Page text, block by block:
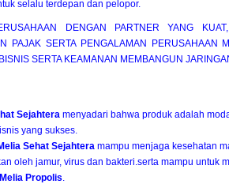
selalu terdepan dan pelopor.
DENGAN PARTNER YANG
PAJAK SERTA PENGALAMAN PERUSAHAAN
SERTA KEAMANAN MEMBANGUN
Sejahtera menyadari bahwa produk adalah
yang sukses.
Sehat Sejahtera mampu menjaga kesehatan
oleh jamur, virus dan bakteri.serta mampu untuk
Melia Propolis